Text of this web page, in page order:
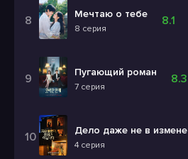
Мечтаю о тебе
8 серия
8.1
Пугающий роман
7 серия
8.3
Дело даже не в измене
4 серия